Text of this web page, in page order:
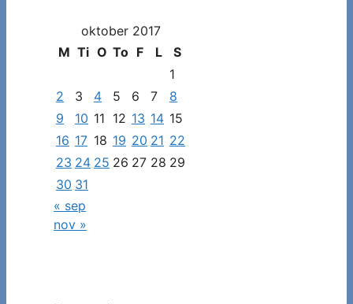
at
specifikke
indlæg
oktober 2017
M Ti O To F L
S
1
2
3 4 5 6 7
8
9
10 11 12 13 14 15
16 17 18 19 20 21 22
23 24 25 26 27 28 29
30 31
« sep
nov »